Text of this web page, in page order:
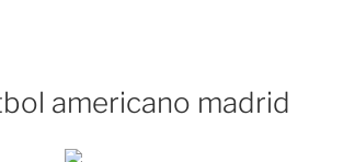
americano madrid